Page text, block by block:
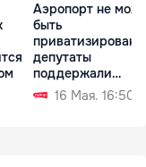
Аэропорт не
быть
приватизирован:
депутаты
поддержали
поправку
16 Мая. 16:50